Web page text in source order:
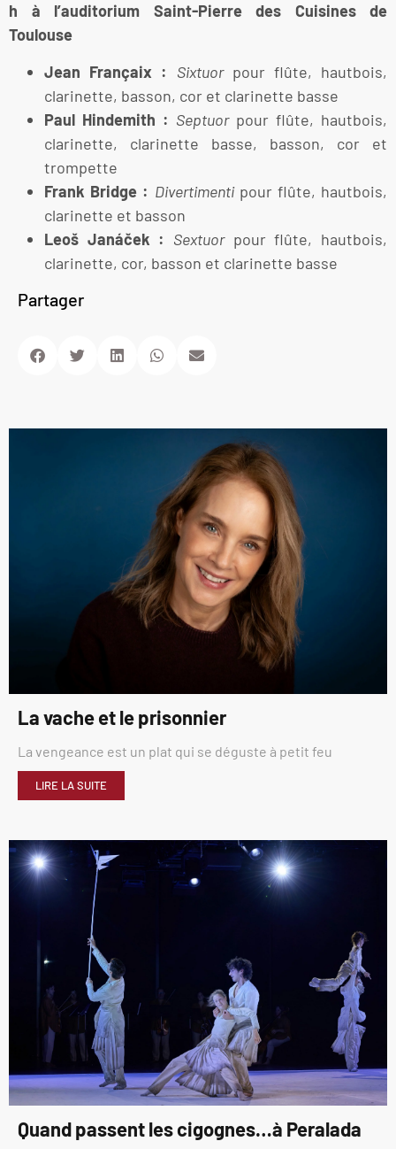
h à l’auditorium Saint-Pierre des Cuisines de
Toulouse
Jean Françaix :
Sixtuorpour flûte, hautbois,
clarinette, basson, cor et clarinette basse
Paul Hindemith : Septuorpour flûte, hautbois,
clarinette, clarinette basse, basson, cor et
trompette
Frank Bridge : Divertimentipour flûte, hautbois,
clarinette et basson
Leoš Janáček : Sextuorpour flûte, hautbois,
clarinette, cor, basson et clarinette basse
Partager
La vache et le prisonnier
La vengeance est un plat qui se déguste à petit feu
LIRE LA SUITE
Quand passent les cigognes…à Peralada